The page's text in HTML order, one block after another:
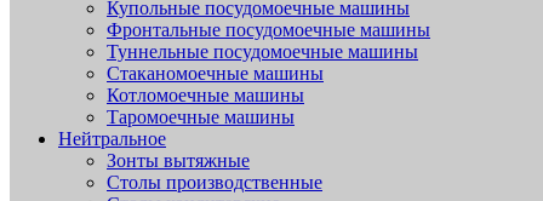
Купольные посудомоечные машины
Фронтальные посудомоечные машины
Туннельные посудомоечные машины
Стаканомоечные машины
Котломоечные машины
Таромоечные машины
Нейтральное
Зонты вытяжные
Столы производственные